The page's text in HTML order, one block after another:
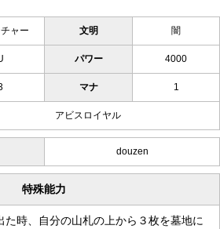
ャー 文明 闇
パワー 4000
マナ 1
アビスロイヤル
douzen
特殊能力
た時、自分の山札の上から３枚を墓地に